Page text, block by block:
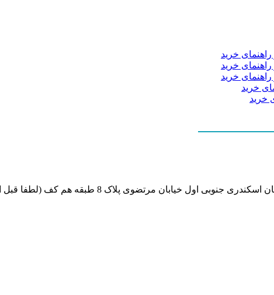
نشانی بخش انفورماتیک ایران بابکت : میدان حر . خ امام خمینی .